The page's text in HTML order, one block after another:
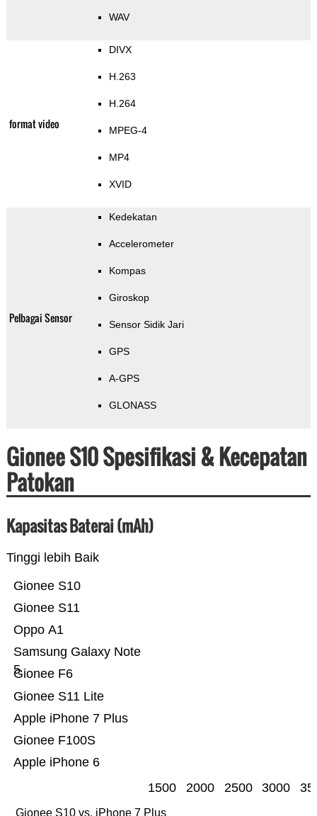
WAV
format video
DIVX
H.263
H.264
MPEG-4
MP4
XVID
Pelbagai Sensor
Kedekatan
Accelerometer
Kompas
Giroskop
Sensor Sidik Jari
GPS
A-GPS
GLONASS
Gionee S10 Spesifikasi & Kecepatan
Patokan
Kapasitas Baterai (mAh)
Tinggi lebih Baik
Apple iPhone 6
Gionee F100S
Apple iPhone 7 Plus
Gionee S11 Lite
Gionee F6
Samsung Galaxy Note
5
Oppo A1
Gionee S11
Gionee S10
1500 2000 2500 3000
Gionee S10 vs. iPhone 7 Plus